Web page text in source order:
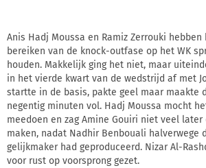
Anis Hadj Moussa en Ramiz Zerrouki
bereiken van de knock-outfase op het WK
houden. Makkelijk ging het niet, maar
in het vierde kwart van de wedstrijd af met
startte in de basis, pakte geel maar maakte
negentig minuten vol. Hadj Moussa mocht
meedoen en zag Amine Gouiri niet veel
maken, nadat Nadhir Benbouali halverwege
gelijkmaker had geproduceerd. Nizar Al-
voor rust op voorsprong gezet.